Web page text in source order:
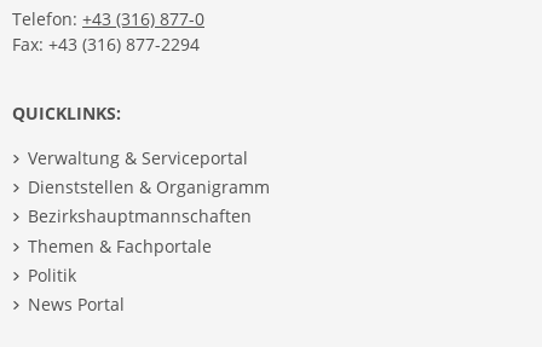
Telefon: +43 (316) 877-0
Fax: +43 (316) 877-2294
QUICKLINKS:
Verwaltung & Serviceportal
Dienststellen & Organigramm
Bezirkshauptmannschaften
Themen & Fachportale
Politik
News Portal